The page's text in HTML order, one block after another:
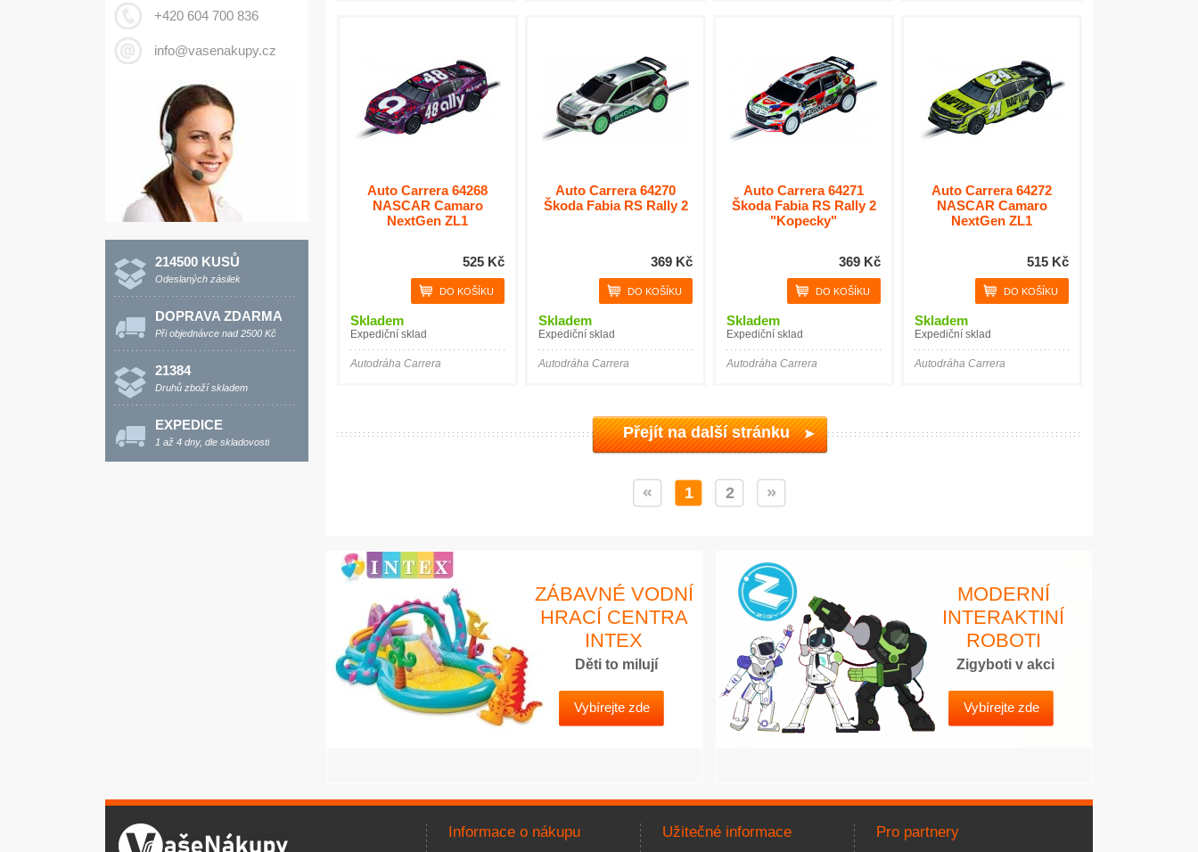
+420 604 700 836
info@vasenakupy.cz
214500 KUSŮ
Odeslaných zásilek
DOPRAVA ZDARMA
Při objednávce nad 2500 Kč
21384
Druhů zboží skladem
EXPEDICE
1 až 4 dny, dle skladovosti
Auto Carrera 64268
NASCAR Camaro
NextGen ZL1
525 Kč
Skladem
Expediční sklad
Autodráha Carrera
Auto Carrera 64270
Škoda Fabia RS Rally 2
369 Kč
Skladem
Expediční sklad
Autodráha Carrera
Auto Carrera 64271
Škoda Fabia RS Rally 2
"Kopecky"
369 Kč
Skladem
Expediční sklad
Autodráha Carrera
Auto Carrera 64272
NASCAR Camaro
NextGen ZL1
515 Kč
Skladem
Expediční sklad
Autodráha Carrera
Přejít na další stránku
1 2
ZÁBAVNÉ VODNÍ
HRACÍ CENTRA
INTEX
Děti to milují
Vybírejte zde
MODERNÍ
INTERAKTINÍ
ROBOTI
Zigyboti v akci
Vybírejte zde
Informace o nákupu Užitečné informace Pro partnery